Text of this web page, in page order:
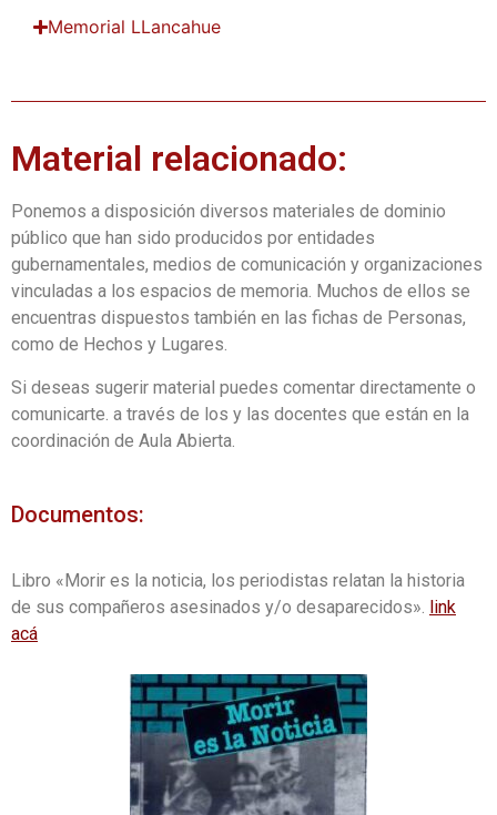
Memorial LLancahue
Material relacionado:
Ponemos a disposición diversos materiales de dominio
público que han sido producidos por entidades
gubernamentales, medios de comunicación y organizaciones
vinculadas a los espacios de memoria. Muchos de ellos se
encuentras dispuestos también en las fichas de Personas,
como de Hechos y Lugares.
Si deseas sugerir material puedes comentar directamente o
comunicarte. a través de los y las docentes que están en la
coordinación de Aula Abierta.
Documentos:
Libro «Morir es la noticia, los periodistas relatan la historia
de sus compañeros asesinados y/o desaparecidos». link
acá